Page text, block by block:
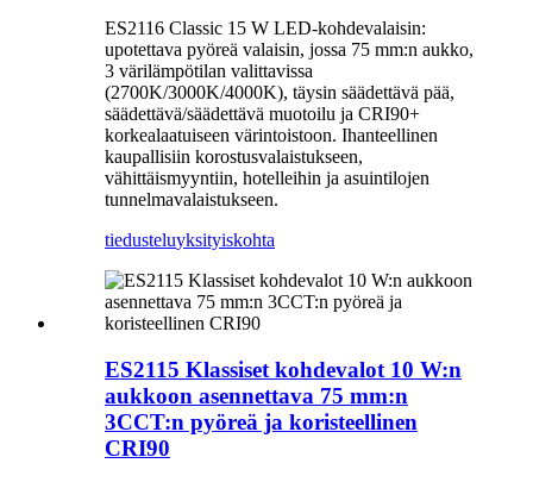
ES2116 Classic 15 W LED-kohdevalaisin:
upotettava pyöreä valaisin, jossa 75 mm:n aukko,
3 värilämpötilan valittavissa
(2700K/3000K/4000K), täysin säädettävä pää,
säädettävä/säädettävä muotoilu ja CRI90+
korkealaatuiseen värintoistoon. Ihanteellinen
kaupallisiin korostusvalaistukseen,
vähittäismyyntiin, hotelleihin ja asuintilojen
tunnelmavalaistukseen.
tiedusteluyksityiskohta
ES2115 Klassiset kohdevalot 10 W:n
aukkoon asennettava 75 mm:n
3CCT:n pyöreä ja koristeellinen
CRI90